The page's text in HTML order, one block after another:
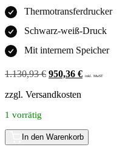
Thermotransferdrucker
Schwarz-weiß-Druck
Mit internem Speicher
1.130,93€ 950,36 € inkl. MwST
zzgl. Versandkosten
1 vorrätig
In den Warenkorb